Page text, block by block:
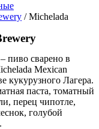
/ Michelada
пиво сварено в
Mexican
кукурузного Лагера.
паста, томатный
перец чипотле,
голубой